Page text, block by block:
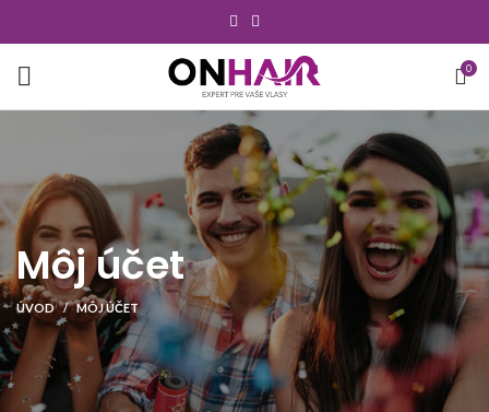
0
Môj účet
ÚVOD MÔJ ÚČET